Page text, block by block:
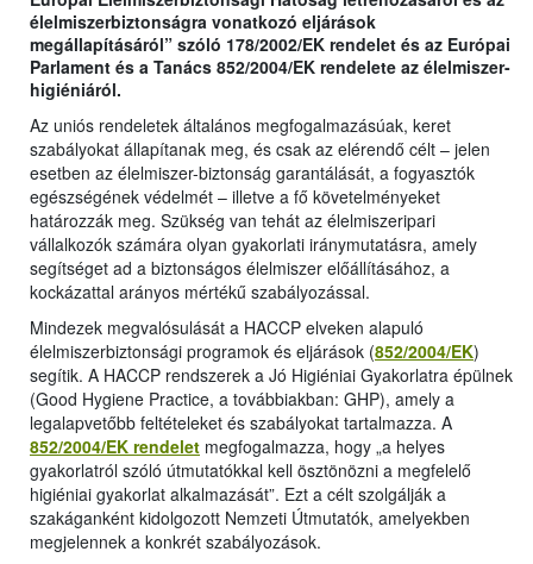
élelmiszerbiztonságra vonatkozó eljárások
megállapításáról” szóló 178/2002/EK rendelet és az Európai
Parlament és a Tanács 852/2004/EK rendelete az élelmiszer-
higiéniáról.
Az uniós rendeletek általános megfogalmazásúak, keret
szabályokat állapítanak meg, és csak az elérendő célt – jelen
esetben az élelmiszer-biztonság garantálását, a fogyasztók
egészségének védelmét – illetve a fő követelményeket
határozzák meg. Szükség van tehát az élelmiszeripari
vállalkozók számára olyan gyakorlati iránymutatásra, amely
segítséget ad a biztonságos élelmiszer előállításához, a
kockázattal arányos mértékű szabályozással.
Mindezek megvalósulását a HACCP elveken alapuló
élelmiszerbiztonsági programok és eljárások (852/2004/EK)
segítik. A HACCP rendszerek a Jó Higiéniai Gyakorlatra épülnek
(Good Hygiene Practice, a továbbiakban: GHP), amely a
legalapvetőbb feltételeket és szabályokat tartalmazza. A
852/2004/EK rendelet megfogalmazza, hogy „a helyes
gyakorlatról szóló útmutatókkal kell ösztönözni a megfelelő
higiéniai gyakorlat alkalmazását”. Ezt a célt szolgálják a
szakáganként kidolgozott Nemzeti Útmutatók, amelyekben
megjelennek a konkrét szabályozások.